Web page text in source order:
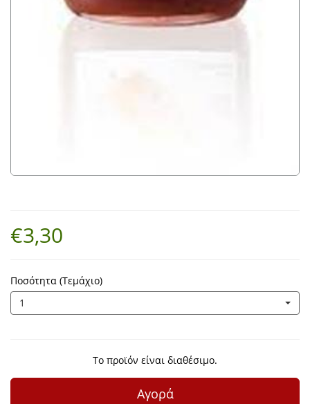
€3,30
Ποσότητα (Τεμάχιο)
1
Το προϊόν είναι διαθέσιμο.
Αγορά